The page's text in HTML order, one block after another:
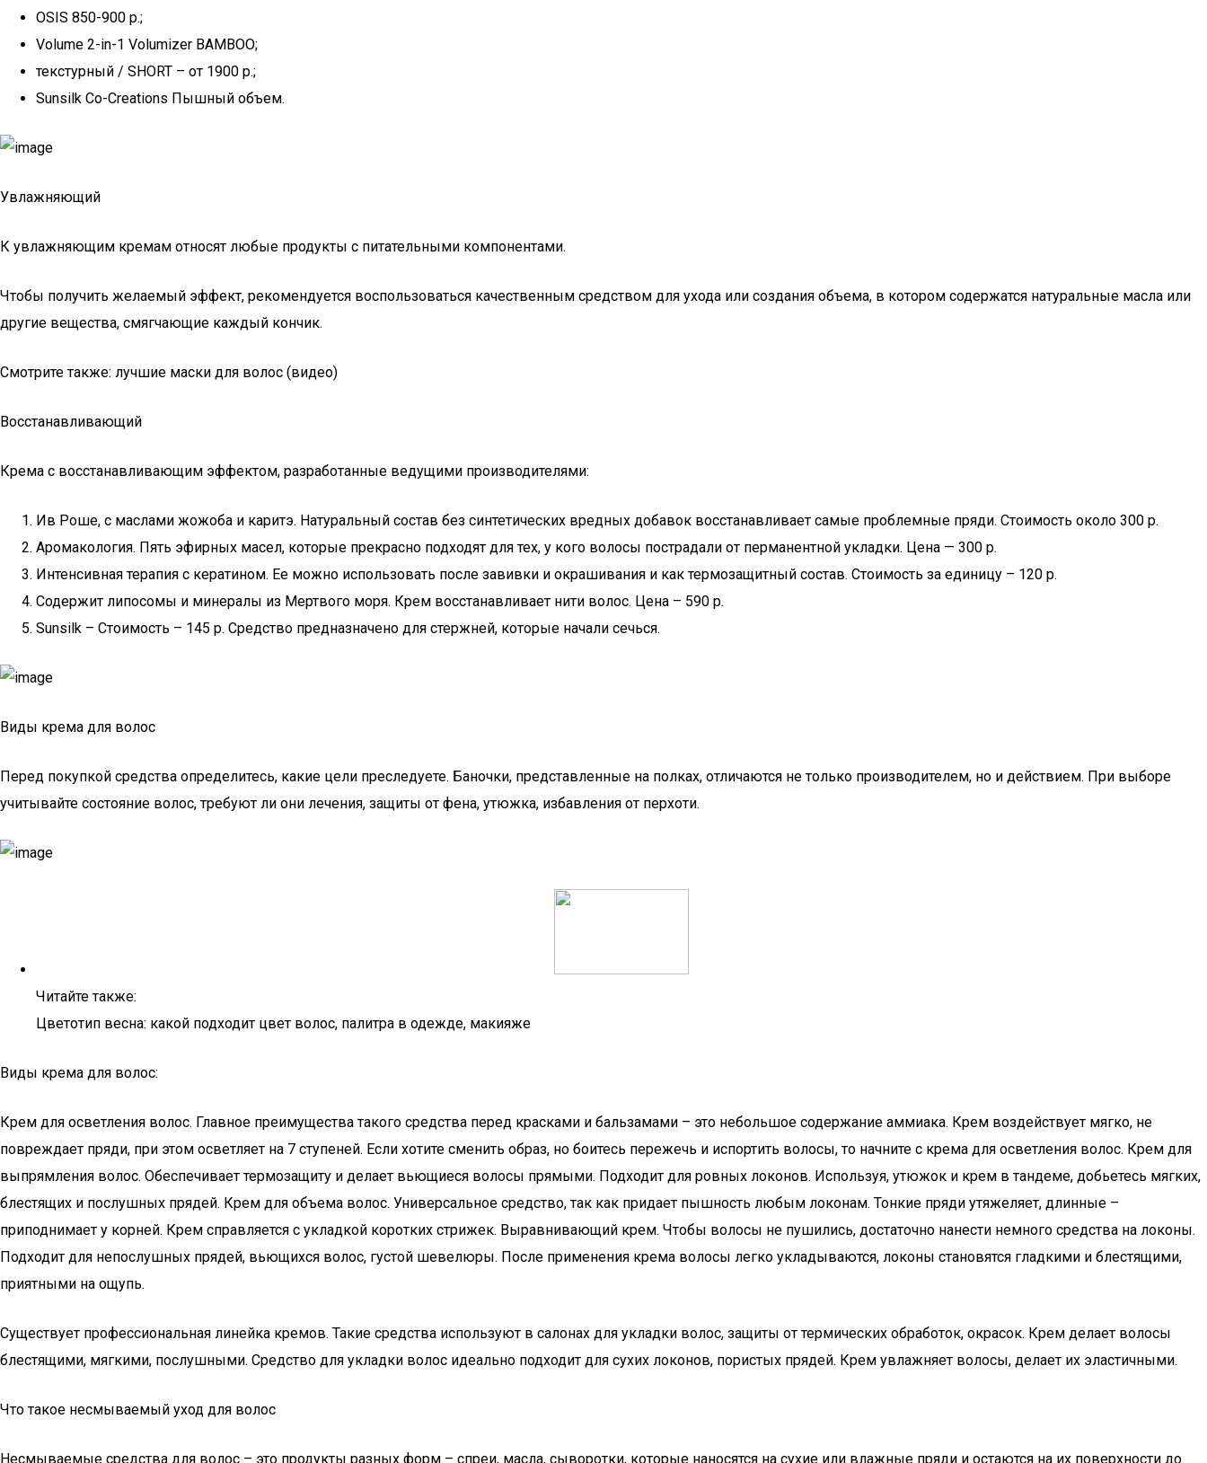
OSIS 850-900 р.;
Volume 2-in-1 Volumizer BAMBOO;
текстурный / SHORT – от 1900 р.;
Sunsilk Co-Creations Пышный объем.
Увлажняющий
К увлажняющим кремам относят любые продукты с питательными компонентами.
Чтобы получить желаемый эффект, рекомендуется воспользоваться качественным средством для ухода или создания объема, в котором содержатся натуральные масла или
другие вещества, смягчающие каждый кончик.
Смотрите также: лучшие маски для волос (видео)
Восстанавливающий
Крема с восстанавливающим эффектом, разработанные ведущими производителями:
Ив Роше, с маслами жожоба и каритэ. Натуральный состав без синтетических вредных добавок восстанавливает самые проблемные пряди. Стоимость около 300 р.
Аромакология. Пять эфирных масел, которые прекрасно подходят для тех, у кого волосы пострадали от перманентной укладки. Цена — 300 р.
Интенсивная терапия с кератином. Ее можно использовать после завивки и окрашивания и как термозащитный состав. Стоимость за единицу – 120 р.
Содержит липосомы и минералы из Мертвого моря. Крем восстанавливает нити волос. Цена – 590 р.
Sunsilk – Стоимость – 145 р. Средство предназначено для стержней, которые начали сечься.
Виды крема для волос
Перед покупкой средства определитесь, какие цели преследуете. Баночки, представленные на полках, отличаются не только производителем, но и действием. При выборе
учитывайте состояние волос, требуют ли они лечения, защиты от фена, утюжка, избавления от перхоти.
Читайте также:
Цветотип весна: какой подходит цвет волос, палитра в одежде, макияже
Виды крема для волос:
Крем для осветления волос. Главное преимущества такого средства перед красками и бальзамами – это небольшое содержание аммиака. Крем воздействует мягко, не
повреждает пряди, при этом осветляет на 7 ступеней. Если хотите сменить образ, но боитесь пережечь и испортить волосы, то начните с крема для осветления волос. Крем для
выпрямления волос. Обеспечивает термозащиту и делает вьющиеся волосы прямыми. Подходит для ровных локонов. Используя, утюжок и крем в тандеме, добьетесь мягких,
блестящих и послушных прядей. Крем для объема волос. Универсальное средство, так как придает пышность любым локонам. Тонкие пряди утяжеляет, длинные –
приподнимает у корней. Крем справляется с укладкой коротких стрижек. Выравнивающий крем. Чтобы волосы не пушились, достаточно нанести немного средства на локоны.
Подходит для непослушных прядей, вьющихся волос, густой шевелюры. После применения крема волосы легко укладываются, локоны становятся гладкими и блестящими,
приятными на ощупь.
Существует профессиональная линейка кремов. Такие средства используют в салонах для укладки волос, защиты от термических обработок, окрасок. Крем делает волосы
блестящими, мягкими, послушными. Средство для укладки волос идеально подходит для сухих локонов, пористых прядей. Крем увлажняет волосы, делает их эластичными.
Что такое несмываемый уход для волос
Несмываемые средства для волос – это продукты разных форм – спреи, масла, сыворотки, которые наносятся на сухие или влажные пряди и остаются на их поверхности до